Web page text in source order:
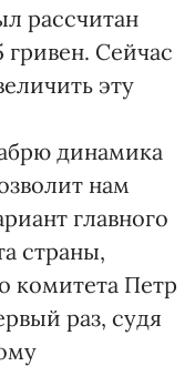
рассчитан
Сейчас
эту
динамика
нам
главного
страны,
комитета Петр
раз, судя